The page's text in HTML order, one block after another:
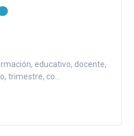
educativo, docente,
trimestre, co...